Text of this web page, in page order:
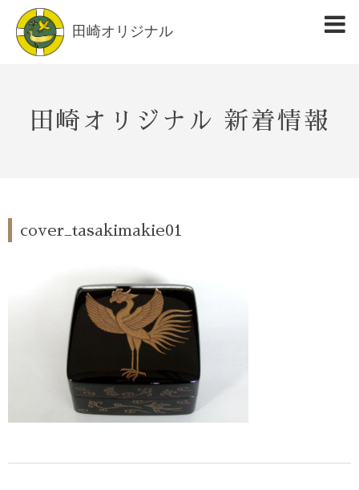
田崎オリジナル
田崎オリジナル 新着情報
cover_tasakimakie01